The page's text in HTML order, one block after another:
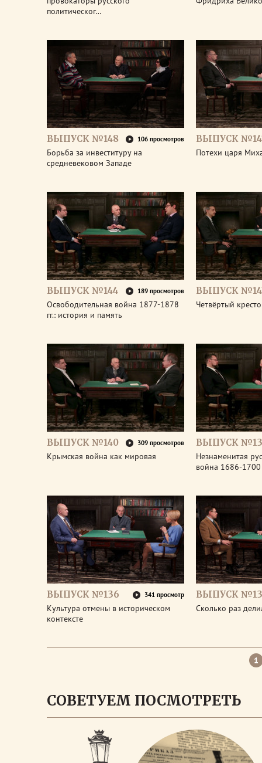
политическог…
ВЫПУСК №148 106 просмотров
Борьба за инвеституру на
средневековом Западе
ВЫПУСК
Потехи царя
ВЫПУСК №144 189 просмотров
Освободительная война 1877-1878
гг.: история и память
ВЫПУСК
Четвёртый
ВЫПУСК №140 309 просмотров
Крымская война как мировая
ВЫПУСК
Незнаменитая
война 1686-1700
ВЫПУСК №136 341 просмотр
Культура отмены в историческом
контексте
ВЫПУСК
Сколько раз
1
СОВЕТУЕМ ПОСМОТРЕТЬ